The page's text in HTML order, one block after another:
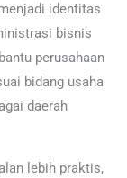
identitas
bisnis
perusahaan
bidang usaha
daerah
lebih praktis,